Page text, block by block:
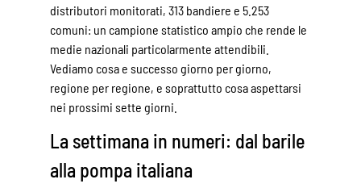
distributori monitorati, 313 bandiere e 5.253
comuni: un campione statistico ampio che rende le
medie nazionali particolarmente attendibili.
Vediamo cosa e successo giorno per giorno,
regione per regione, e soprattutto cosa aspettarsi
nei prossimi sette giorni.
La settimana in numeri: dal barile
alla pompa italiana